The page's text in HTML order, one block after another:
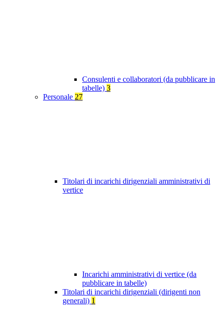
Consulenti e collaboratori (da pubblicare in
tabelle) 3
Personale 27
Titolari di incarichi dirigenziali amministrativi di
vertice
Incarichi amministrativi di vertice (da
pubblicare in tabelle)
Titolari di incarichi dirigenziali (dirigenti non
generali) 1